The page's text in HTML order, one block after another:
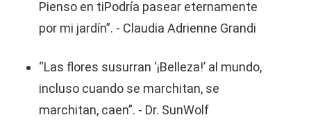
Pienso en tiPodría pasear eternamente
por mi jardín”. - Claudia Adrienne Grandi
“Las flores susurran ‘¡Belleza!’ al mundo,
incluso cuando se marchitan, se
marchitan, caen”. - Dr. SunWolf